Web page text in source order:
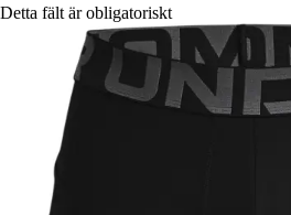
Detta fält är obligatoriskt